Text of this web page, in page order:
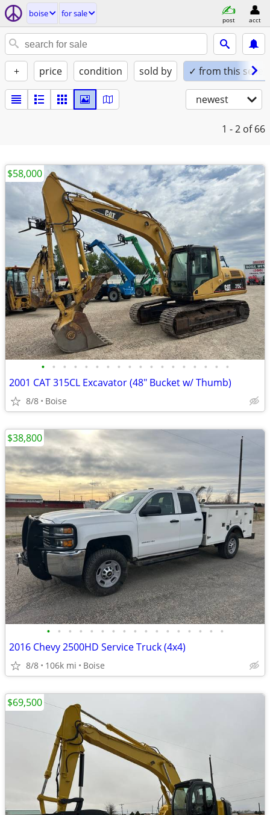
boise for sale
post acct
+ price condition sold by ✓ from this seller
newest
1 - 2 of 66
• • • • • • • • • • • • • • • • • •
2001 CAT 315CL Excavator (48" Bucket w/ Thumb)
8/8 Boise
$58,000
• • • • • • • • • • • • • • • • •
2016 Chevy 2500HD Service Truck (4x4)
8/8 106k mi Boise
$38,800
$69,500